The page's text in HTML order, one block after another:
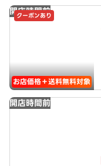
開店時間前
クーポンあり
お店価格＋送料無料対象
開店時間前